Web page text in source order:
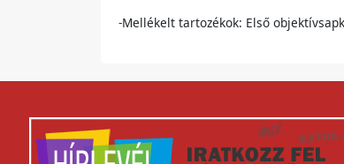
-Mellékelt tartozékok: Első